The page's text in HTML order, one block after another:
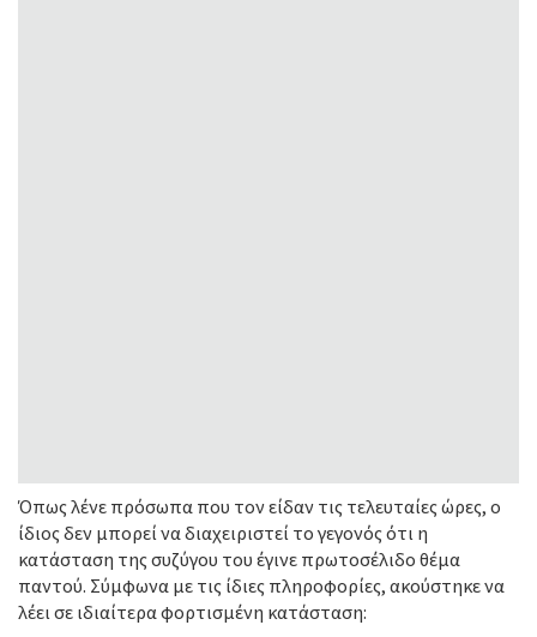
Όπως λένε πρόσωπα που τον είδαν τις τελευταίες ώρες, ο
ίδιος δεν μπορεί να διαχειριστεί το γεγονός ότι η
κατάσταση της συζύγου του έγινε πρωτοσέλιδο θέμα
παντού. Σύμφωνα με τις ίδιες πληροφορίες, ακούστηκε να
λέει σε ιδιαίτερα φορτισμένη κατάσταση: